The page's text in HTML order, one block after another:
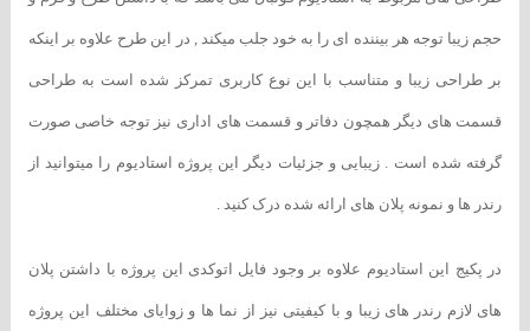
حجم زیبا توجه هر بیننده ای را به خود جلب میکند , در این طرح علاوه بر اینکه
بر طراحی زیبا و متناسب با این نوع کاربری تمرکز شده است به طراحی
قسمت های دیگر همچون دفاتر و قسمت های اداری نیز توجه خاصی صورت
گرفته شده است . زیبایی و جزئیات دیگر این پروژه استادیوم را میتوانید از
رندر ها و نمونه پلان های ارائه شده درک کنید .
در پکیج این استادیوم علاوه بر وجود فایل اتوکدی این پروژه با داشتن پلان
های لازم رندر های زیبا و با کیفیتی نیز از نما ها و زوایای مختلف این پروژه